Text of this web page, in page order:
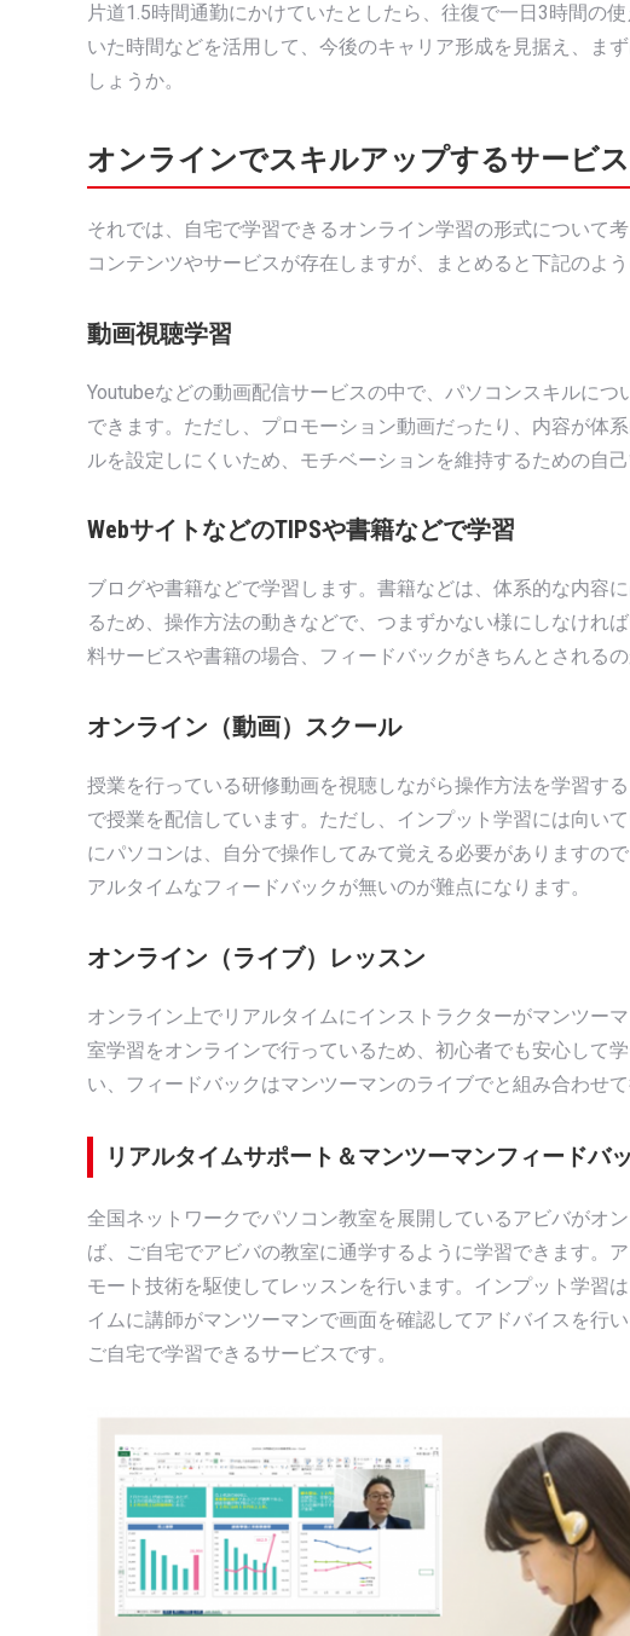
片道1.5時間通勤にかけていたとしたら、往復で一日3時間の
いた時間などを活用して、今後のキャリア形成を見据え、ま
しょうか。
オンラインでスキルアップするサービス
それでは、自宅で学習できるオンライン学習の形式について
コンテンツやサービスが存在しますが、まとめると下記のよう
動画視聴学習
Youtubeなどの動画配信サービスの中で、パソコンスキルに
できます。ただし、プロモーション動画だったり、内容が体
ルを設定しにくいため、モチベーションを維持するための自己
WebサイトなどのTIPSや書籍などで学習
ブログや書籍などで学習します。書籍などは、体系的な内容
るため、操作方法の動きなどで、つまずかない様にしなけれ
料サービスや書籍の場合、フィードバックがきちんとされる
オンライン（動画）スクール
授業を行っている研修動画を視聴しながら操作方法を学習す
で授業を配信しています。ただし、インプット学習には向い
にパソコンは、自分で操作してみて覚える必要がありますの
アルタイムなフィードバックが無いのが難点になります。
オンライン（ライブ）レッスン
オンライン上でリアルタイムにインストラクターがマンツー
室学習をオンラインで行っているため、初心者でも安心して
い、フィードバックはマンツーマンのライブでと組み合わせて
リアルタイムサポート＆マンツーマンフィードバ
全国ネットワークでパソコン教室を展開しているアビバがオ
ば、ご自宅でアビバの教室に通学するように学習できます。
モート技術を駆使してレッスンを行います。インプット学習
イムに講師がマンツーマンで画面を確認してアドバイスを行
ご自宅で学習できるサービスです。